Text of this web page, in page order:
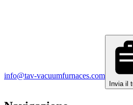
info@tav-vacuumfurnaces.com
Invia il